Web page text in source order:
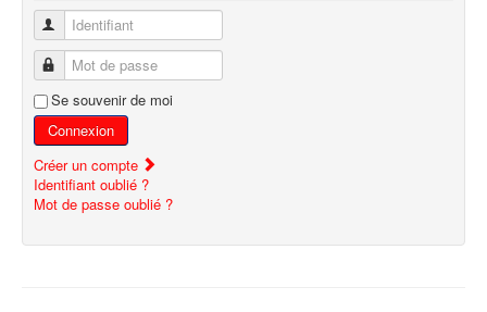
Identifiant
Mot de passe
Se souvenir de moi
Connexion
Créer un compte
Identifiant oublié ?
Mot de passe oublié ?